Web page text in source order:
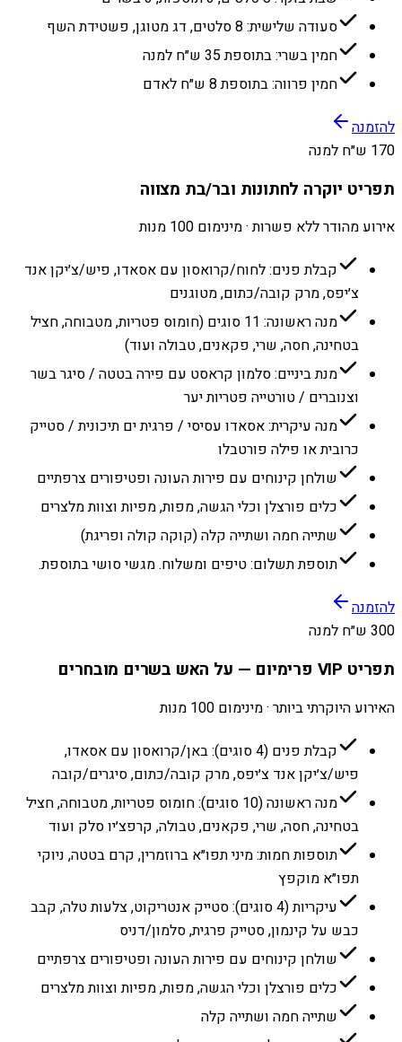
סעודה שלישית: 8 סלטים, דג מטוגן, פשטידת השף
חמין בשרי: בתוספת 35 ש״ח למנה
חמין פרווה: בתוספת 8 ש״ח לאדם
להזמנה
170 ש״ח למנה
תפריט יוקרה לחתונות ובר/בת מצווה
אירוע מהודר ללא פשרות · מינימום 100 מנות
קבלת פנים: לחוח/קרואסון עם אסאדו, פיש/צ׳יקן אנד
צ׳יפס, מרק קובה/כתום, מטוגנים
מנה ראשונה: 11 סוגים (חומוס פטריות, מטבוחה, חציל
בטחינה, חסה, שרי, פקאנים, טבולה ועוד)
מנת ביניים: סלמון קראסט עם פירה בטטה / סיגר בשר
וצנוברים / טורטייה פטריות יער
מנה עיקרית: אסאדו עסיסי / פרגית ים תיכונית / סטייק
כרובית או פילה פורטבלו
שולחן קינוחים עם פירות העונה ופטיפורים צרפתיים
כלים פורצלן וכלי הגשה, מפות, מפיות וצוות מלצרים
שתייה חמה ושתייה קלה (קוקה קולה ופריגת)
תוספת תשלום: טיפים ומשלוח. מגשי סושי בתוספת.
להזמנה
300 ש״ח למנה
תפריט VIP פרימיום — על האש בשרים מובחרים
האירוע היוקרתי ביותר · מינימום 100 מנות
קבלת פנים (4 סוגים): באן/קרואסון עם אסאדו,
פיש/צ׳יקן אנד צ׳יפס, מרק קובה/כתום, סיגרים/קובה
מנה ראשונה (10 סוגים): חומוס פטריות, מטבוחה, חציל
בטחינה, חסה, שרי, פקאנים, טבולה, קרפצ׳יו סלק ועוד
תוספות חמות: מיני תפו״א ברוזמרין, קרם בטטה, ניוקי
תפו״א מוקפץ
עיקריות (4 סוגים): סטייק אנטריקוט, צלעות טלה, קבב
כבש על קינמון, סטייק פרגית, סלמון/דניס
שולחן קינוחים עם פירות העונה ופטיפורים צרפתיים
כלים פורצלן וכלי הגשה, מפות, מפיות וצוות מלצרים
שתייה חמה ושתייה קלה